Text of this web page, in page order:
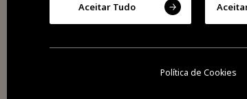
2026 Todos os direitos
Cookies
Aceitar Tudo
Política de Cookies